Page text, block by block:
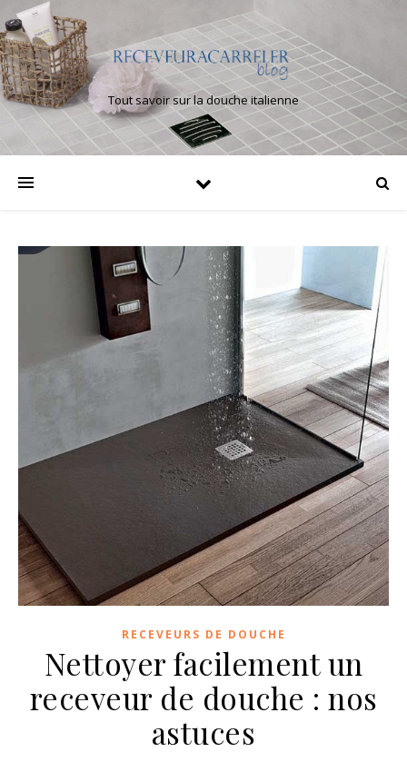
Tout savoir sur la douche italienne
RECEVEURS DE DOUCHE
Nettoyer facilement un
receveur de douche : nos
astuces